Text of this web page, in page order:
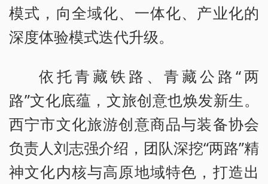
模式，向全域化、一体化、产业化的
深度体验模式迭代升级。
依托青藏铁路、青藏公路“两
路”文化底蕴，文旅创意也焕发新生。
西宁市文化旅游创意商品与装备协会
负责人刘志强介绍，团队深挖“两路”精
神文化内核与高原地域特色，打造出